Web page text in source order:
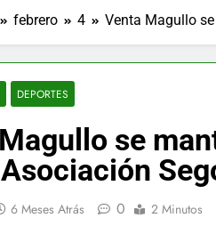
febrero 4 Venta Magullo
DEPORTES
se
6 Meses Atrás 0 2 Minutos